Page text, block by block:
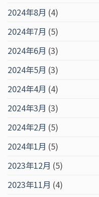
2024年8月 (4)
2024年7月 (5)
2024年6月 (3)
2024年5月 (3)
2024年4月 (4)
2024年3月 (3)
2024年2月 (5)
2024年1月 (5)
2023年12月 (5)
2023年11月 (4)